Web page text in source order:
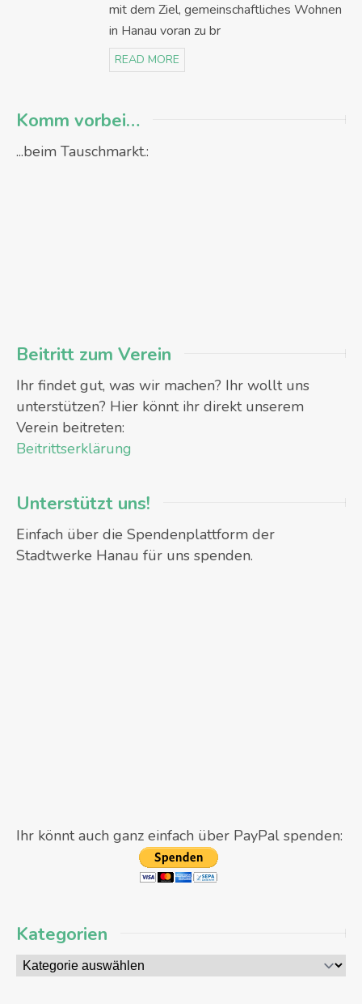
mit dem Ziel, gemeinschaftliches Wohnen
in Hanau voran zu br
READ MORE
Komm vorbei…
...beim Tauschmarkt.:
Beitritt zum Verein
Ihr findet gut, was wir machen? Ihr wollt uns
unterstützen? Hier könnt ihr direkt unserem
Verein beitreten:
Beitrittserklärung
Unterstützt uns!
Einfach über die Spendenplattform der
Stadtwerke Hanau für uns spenden.
Ihr könnt auch ganz einfach über PayPal spenden:
Kategorien